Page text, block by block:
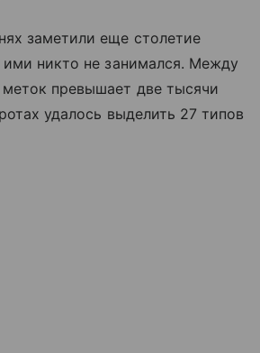
заметили еще столетие
ими никто не занимался. Между
превышает две тысячи
удалось выделить 27 типов